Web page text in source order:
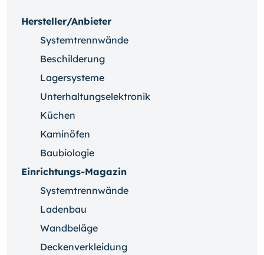
Hersteller/Anbieter
Systemtrennwände
Beschilderung
Lagersysteme
Unterhaltungselektronik
Küchen
Kaminöfen
Baubiologie
Einrichtungs-Magazin
Systemtrennwände
Ladenbau
Wandbeläge
Deckenverkleidung